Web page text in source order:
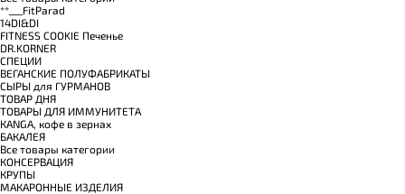
**___FitParad
14DI&DI
FITNESS COOKIE Печенье
DR.KORNER
СПЕЦИИ
ВЕГАНСКИЕ ПОЛУФАБРИКАТЫ
СЫРЫ для ГУРМАНОВ
TОВАР ДНЯ
TОВАРЫ ДЛЯ ИММУНИТЕТА
КANGA, кофе в зернах
БАКАЛЕЯ
Все товары категории
КОНСЕРВАЦИЯ
КРУПЫ
МАКАРОННЫЕ ИЗДЕЛИЯ